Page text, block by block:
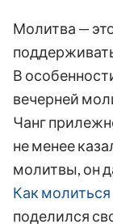
Молитва —
В
вечерней
Чанг
не менее
молитвы, он
Как молиться
поделился